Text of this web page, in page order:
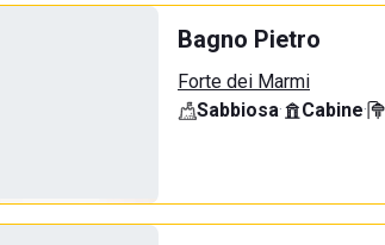
Bagno Pietro
Forte dei Marmi
Sabbiosa· Cabine·